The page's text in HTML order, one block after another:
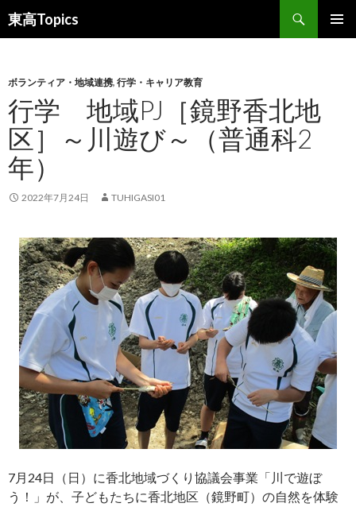
東高Topics
検
索
ン
ツ
へ
ス
キ
ッ
ボランティア・地域連携, 行学・キャリア教育
行学 地域PJ［鏡野香北地
区］～川遊び～（普通科2
年）
2022年7月24日 TUHIGASI01
7月24日（日）に香北地域づくり協議会事業「川で遊ぼ
う！」が、子どもたちに香北地区（鏡野町）の自然を体験